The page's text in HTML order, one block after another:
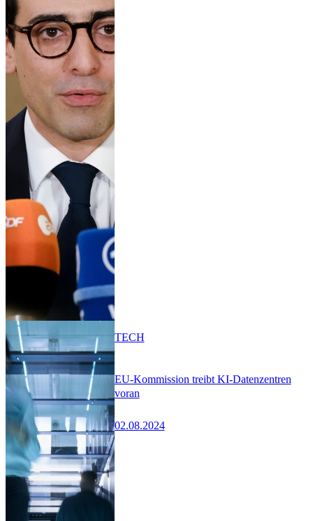
EU-Kommission treibt KI-Datenzentren
voran
02.08.2024
TECH